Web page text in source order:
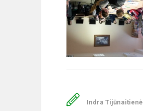
Indra Tijūnaitienė